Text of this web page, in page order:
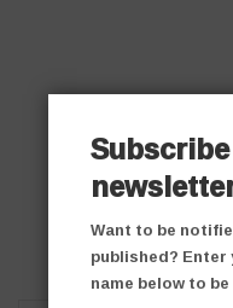
Want to be
published?
name below to